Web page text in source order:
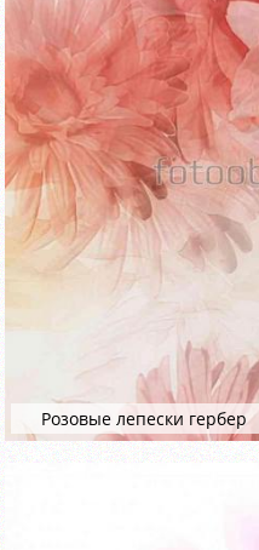
Розовые лепески гербер